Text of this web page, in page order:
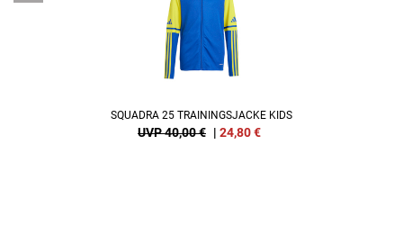
SQUADRA 25 TRAININGSJACKE KIDS
UVP 40,00 € | 24,80€